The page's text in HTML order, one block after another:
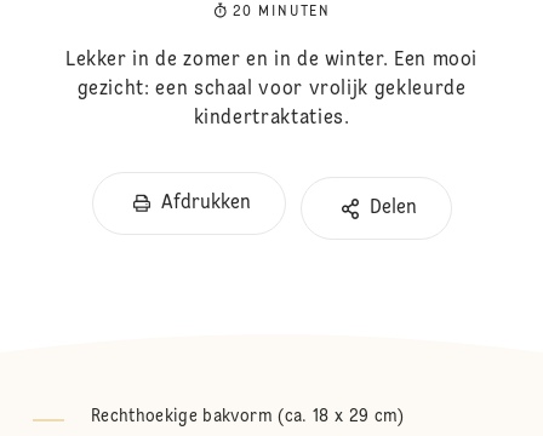
20 MINUTEN
Lekker in de zomer en in de winter. Een mooi
gezicht: een schaal voor vrolijk gekleurde
kindertraktaties.
Afdrukken Delen
Rechthoekige bakvorm (ca. 18 x 29 cm)